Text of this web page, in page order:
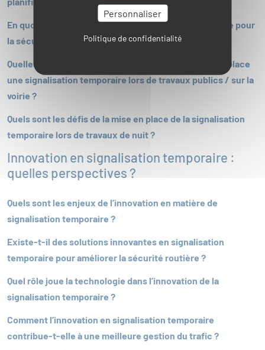
En quoi la signalisation temporaire est-elle essentielle pour
la sécurité des ouvriers lors de travaux ?
Quelles sont les meilleures pratiques pour mettre en place
une signalisation temporaire lors de travaux publics / sur la
voirie ?
Quels sont les défis de la mise en place de la signalisation
temporaire lors de travaux de nuit ?
Innovation en signalisation temporaire :
quelles perspectives ?
Quels sont les enjeux de l’innovation en matière de
signalisation temporaire ?
Existe-t-il des solutions innovantes en signalisation
temporaire pour améliorer la sécurité routière ?
Quel rôle joue la technologie dans l’innovation de la
signalisation temporaire ?
Comment l’innovation en signalisation temporaire
contribue-t-elle à une meilleure gestion du trafic ?
Personnaliser
Politique de confidentialité